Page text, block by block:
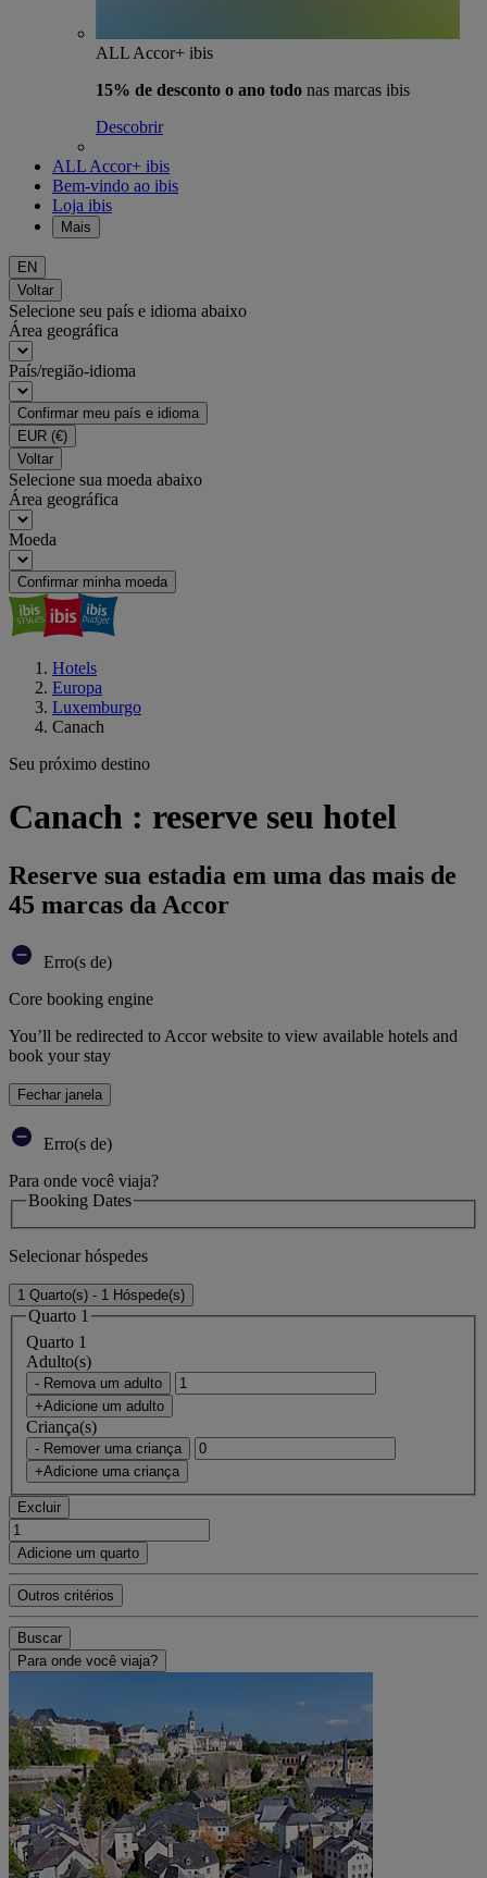
ALL Accor+ ibis
15% de desconto o ano todo nas marcas ibis
Descobrir
ALL Accor+ ibis
Bem-vindo ao ibis
Loja ibis
Mais
EN
Voltar
Selecione seu país e idioma abaixo
Área geográfica
País/região-idioma
Confirmar meu país e idioma
EUR (€)
Voltar
Selecione sua moeda abaixo
Área geográfica
Moeda
Confirmar minha moeda
Hotels
Europa
Luxemburgo
Canach
Seu próximo destino
Canach : reserve seu hotel
Reserve sua estadia em uma das mais de
45 marcas da Accor
Erro(s de)
Core booking engine
You’ll be redirected to Accor website to view available hotels and
book your stay
Fechar janela
Erro(s de)
Para onde você viaja?
Booking Dates
Selecionar hóspedes
1 Quarto(s) - 1 Hóspede(s)
Quarto 1
Quarto 1
Adulto(s)
- Remova um adulto
+Adicione um adulto
Criança(s)
- Remover uma criança
+Adicione uma criança
Excluir
Adicione um quarto
Outros critérios
Buscar
Para onde você viaja?